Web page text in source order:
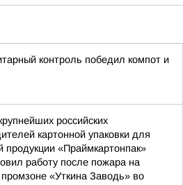
контроль победил компот и
российских
картонной упаковки для
продукции «Праймкартонпак»
работу после пожара на
«Уткина Заводь» во